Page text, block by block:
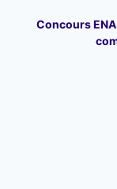
Concours